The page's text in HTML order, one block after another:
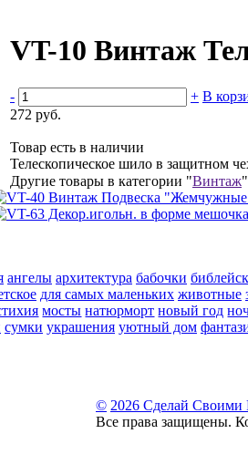
VT-10 Винтаж
- + В
272 руб.
Товар есть в наличии
Телескопическое шило в защитном
Другие товары в категории "Винтаж"
ангелы архитектура бабочки
для самых маленьких животные
мосты натюрморт новый год
сумки украшения уютный дом
© 2026 Сделай Своими
Все права защищены.